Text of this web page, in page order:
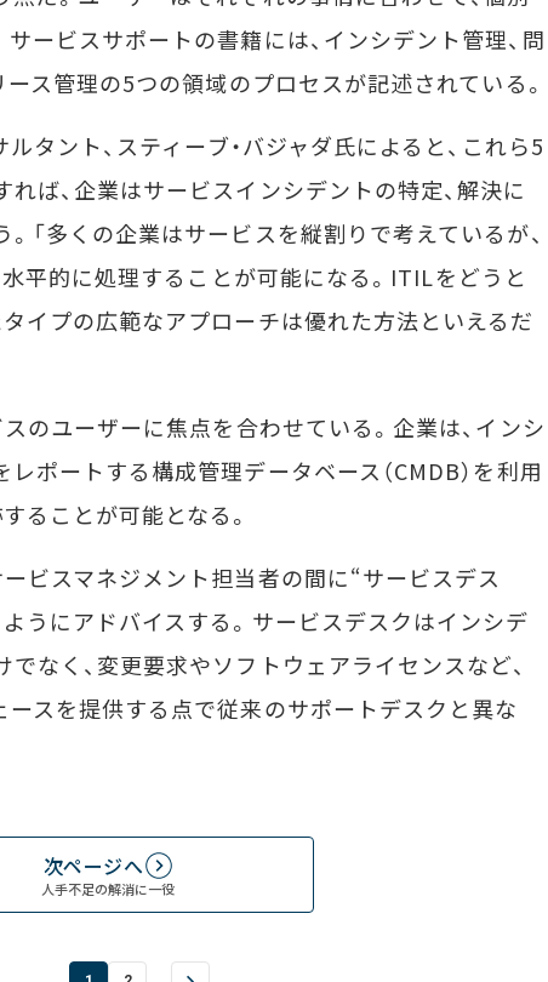
ービスサポートの書籍には、インシデント管理、問
ース管理の5つの領域のプロセスが記述されている。
ント、スティーブ・バジャダ氏によると、これら5
ば、企業はサービスインシデントの特定、解決に
「多くの企業はサービスを縦割りで考えているが、
平的に処理することが可能になる。ITILをどうと
イプの広範なアプローチは優れた方法といえるだ
のユーザーに焦点を合わせている。企業は、インシ
ポートする構成管理データベース（CMDB）を利用
ることが可能となる。
ビスマネジメント担当者の間に“サービスデス
うにアドバイスする。サービスデスクはインシデ
なく、変更要求やソフトウェアライセンスなど、
スを提供する点で従来のサポートデスクと異な
次ページへ
人手不足の解消に一役